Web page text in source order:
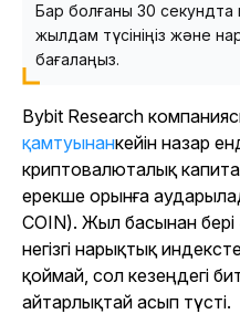
Бар болғаны 30
жылдам түсініңіз және
бағалаңыз.
Bybit Research
қамтуынанкейін назар
криптовалюталық капитал
ерекше орынға
COIN). Жыл басынан бері
негізгі нарықтық
қоймай, сол кезеңдегі
айтарлықтай асып түсті.